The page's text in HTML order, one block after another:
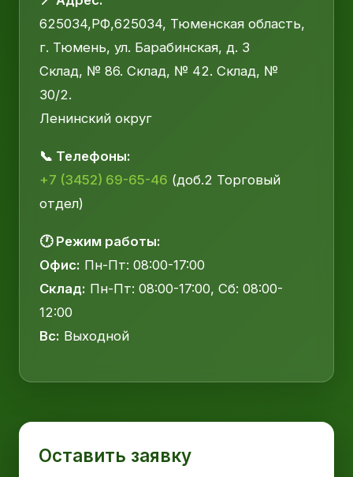
625034,РФ,625034, Тюменская область,
г. Тюмень, ул. Барабинская, д. 3
Склад, № 86. Склад, № 42. Склад, №
30/2.
Ленинский округ
📞 Телефоны:
+7 (3452) 69-65-46 (доб.2 Торговый
отдел)
🕐 Режим работы:
Офис: Пн-Пт: 08:00-17:00
Склад: Пн-Пт: 08:00-17:00, Сб: 08:00-
12:00
Вс: Выходной
Оставить заявку